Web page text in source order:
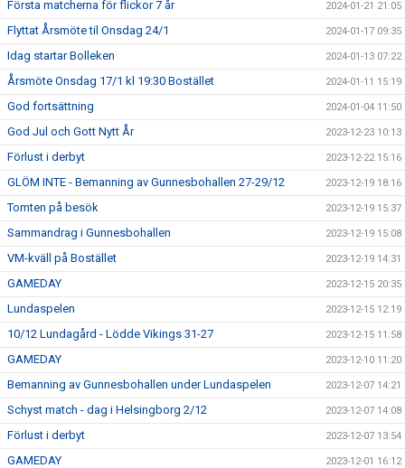
Första matcherna för flickor 7 år 2024-01-21 21:05
Flyttat Årsmöte til Onsdag 24/1 2024-01-17 09:35
Idag startar Bolleken 2024-01-13 07:22
Årsmöte Onsdag 17/1 kl 19:30 Bostället 2024-01-11 15:19
God fortsättning 2024-01-04 11:50
God Jul och Gott Nytt År 2023-12-23 10:13
Förlust i derbyt 2023-12-22 15:16
GLÖM INTE - Bemanning av Gunnesbohallen 27-29/12 2023-12-19 18:16
Tomten på besök 2023-12-19 15:37
Sammandrag i Gunnesbohallen 2023-12-19 15:08
VM-kväll på Bostället 2023-12-19 14:31
GAMEDAY 2023-12-15 20:35
Lundaspelen 2023-12-15 12:19
10/12 Lundagård - Lödde Vikings 31-27 2023-12-15 11:58
GAMEDAY 2023-12-10 11:20
Bemanning av Gunnesbohallen under Lundaspelen 2023-12-07 14:21
Schyst match - dag i Helsingborg 2/12 2023-12-07 14:08
Förlust i derbyt 2023-12-07 13:54
GAMEDAY 2023-12-01 16:12